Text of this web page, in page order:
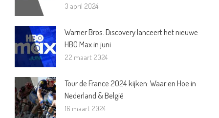
3 april 2024
Warner Bros. Discovery lanceert het nieuwe
HBO Max in juni
22 maart 2024
Tour de France 2024 kijken: Waar en Hoe in
Nederland & België
16 maart 2024